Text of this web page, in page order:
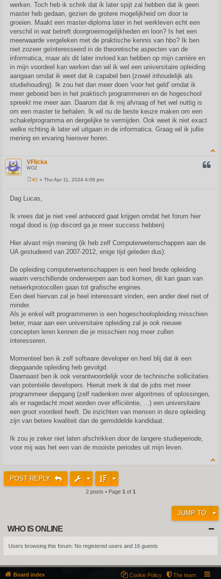
werken. Toch heb ik schrik dat ik later spijt zal hebben dat ik geen
master heb gedaan, gezien de grotere mogelijkheid om door te
groeien. Maakt een master-diploma later in het werkleven echt een
verschil in wat betreft doorgroeimogelijkheden en loon? Is het een
meerwaarde vergeleken met de praktische kennis van hbo? Ik ben
niet zozeer geïnteresseerd in de theoretische aspecten van de
informatica, maar als dit later invloed kan hebben op mijn carrière en
in mijn voordeel kan werken dan wil ik wel een universitaire opleiding
aangaan omdat ik weet dat ik capabel ben (zowel inhoudelijk als
studiehouding). Ik zou het dan meer doen 'voor het geld' omdat ik
meer geboeid ben in het praktisch programmeren en de hogeschool
spreekt me meer aan. Daarom dat ik mij afvraag of het wel nuttig is
om een master te behalen. Ik wil nu de beste keuze maken om een
schakelprogramma en dergelijke te vermijden. Ook weet ik niet exact
welke richting ik later wil uitgaan in de informatica. Graag wil ik jullie
mening en ervaring hierover horen.
VFlicka
WOZ
t
#2 » Thu Apr 11, 2024 4:09 pm
Dag Lucas,
Ik vrees dat je niet veel antwoord gaat krijgen omdat het forum hier
nogal dood is (op discord ga je meer success hebben)
Hier alvast mijn mening (ik heb zelf Computerwetenschappen aan de
UA gestudeerd van 2007-2012, enige tijd geleden dus):
De opleiding computerwetenschappen is een heel brede opleiding
waarin verschillende onderwerpen aan bod komen, dit kan gaan van
netwerkprotocollen gaan tot grafische engines.
Een deel hiervan zal je heel interessant vinden, een ander deel niet of
minder.
Als je enkel wilt programmeren is een hogeschoolopleiding misschien
beter, maar aan een universitaire opleiding zal je ook nieuwe
concepten leren kennen die je misschien nog meer zullen
interesseren.
Momenteel ben ik zelf software developer en heel blij dat ik een
diepgaande opleiding heb gevolgd.
Daarnaast ben ik ook verantwoordelijk voor de technische sollicitaties
van potentiële developers. Hieruit merk ik dat de jobs met meer
programmeer diepgang (zelf nadenken over algoritmes of oplossingen,
als er nagedacht moet worden over efficiëntie, ...) een universitaire
een groot voordeel heeft. De inzichten van mensen in deze opleiding
zijn van betere kwaliteit dan de gemiddelde kandidaat.
Ik zou je zeker niet laten afschrikken door de langere studieperiode,
voor mij was het een van de mooiste periodes uit mijn leven.
POST REPLY
2 posts • Page 1 of 1
JUMP TO
WHO IS ONLINE
Users browsing this forum: No registered users and 16 guests
Board index The team
Cookie Policy